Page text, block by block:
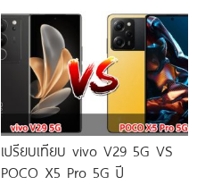
เปรียบเทียบ vivo V29 5G VS
POCO X5 Pro 5G ปี